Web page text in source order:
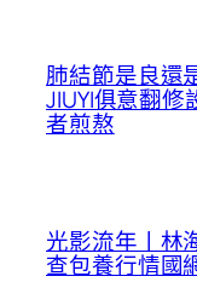
肺結節是良還
JIUYI俱意翻修
者煎熬
光影流年丨林
查包養行情國